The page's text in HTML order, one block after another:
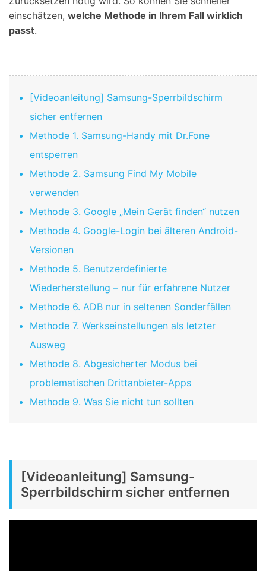
einschätzen, welche Methode in Ihrem Fall wirklich
passt.
[Videoanleitung] Samsung-Sperrbildschirm
sicher entfernen
Methode 1. Samsung-Handy mit Dr.Fone
entsperren
Methode 2. Samsung Find My Mobile
verwenden
Methode 3. Google „Mein Gerät finden“ nutzen
Methode 4. Google-Login bei älteren Android-
Versionen
Methode 5. Benutzerdefinierte
Wiederherstellung – nur für erfahrene Nutzer
Methode 6. ADB nur in seltenen Sonderfällen
Methode 7. Werkseinstellungen als letzter
Ausweg
Methode 8. Abgesicherter Modus bei
problematischen Drittanbieter-Apps
Methode 9. Was Sie nicht tun sollten
[Videoanleitung] Samsung-
Sperrbildschirm sicher entfernen